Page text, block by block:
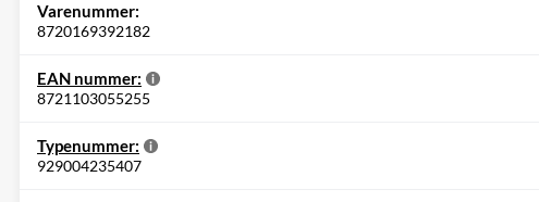
Varenummer:
8720169392182
EAN nummer:
8721103055255
Typenummer:
929004235407